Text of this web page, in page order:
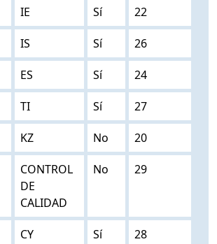
IE Sí 22
IS Sí 26
ES Sí 24
TI Sí 27
KZ No 20
CONTROL
DE
CALIDAD
No 29
CY Sí 28